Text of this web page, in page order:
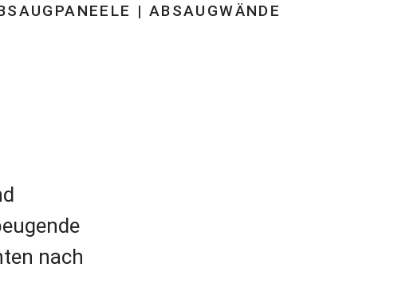
| ABSAUGWÄNDE
nach